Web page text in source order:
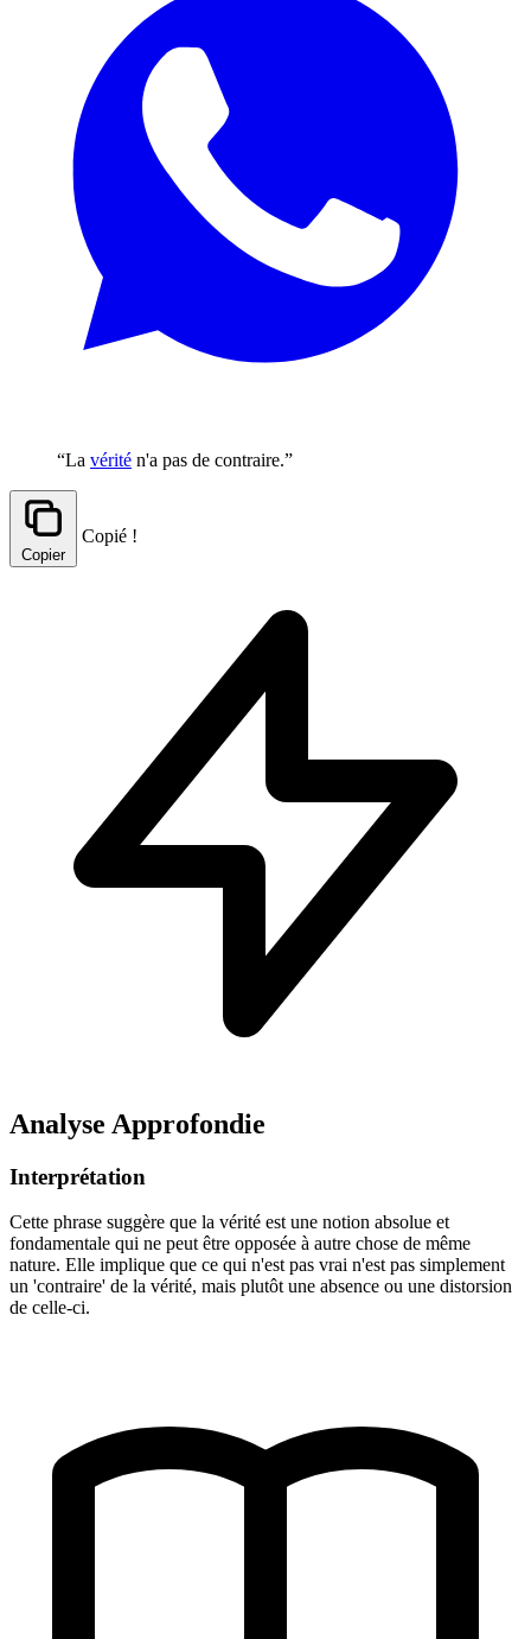
“La vérité n'a pas de contraire.”
Copier
Copié !
Analyse Approfondie
Interprétation
Cette phrase suggère que la vérité est une notion absolue et
fondamentale qui ne peut être opposée à autre chose de même
nature. Elle implique que ce qui n'est pas vrai n'est pas simplement
un 'contraire' de la vérité, mais plutôt une absence ou une distorsion
de celle-ci.